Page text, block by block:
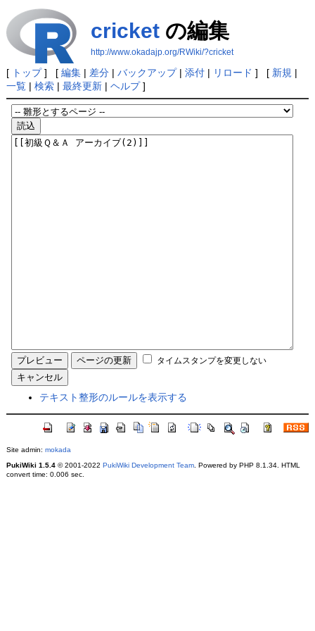
cricketの編集
http://www.okadajp.org/RWiki/?cricket
[ トップ] [ 編集| 差分| バックアップ| 添付| リロード ] [ 新規 |
一覧| 検索| 最終更新| ヘルプ]
タイムスタンプを変更しない
テキスト整形のルールを表示する
Site admin: mokada
PukiWiki 1.5.4© 2001-2022 PukiWiki Development Team. Powered by PHP 8.1.34. HTML
convert time: 0.006 sec.